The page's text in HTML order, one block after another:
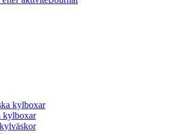
kylboxar
kylboxar